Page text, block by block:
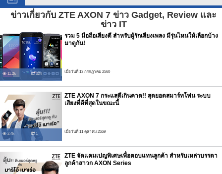
ข่าวเกี่ยวกับ ZTE AXON 7 ข่าว Gadget, Review และ
ข่าว IT
11.2k 324
รวม 5 มือถือเสียงดี สำหรับผู้รักเสียงเพลง มีรุ่นไหนให้เลือกบ้าง
มาดูกัน!
เมื่อวันที่ 13 กรกฏาคม 2560
2.4k 1
ZTE AXON 7 กระแสดีเกินคาด!! สุดยอดสมาร์ทโฟน ระบบ
เสียงที่ดีที่สุดในขณะนี้
เมื่อวันที่ 11 ตุลาคม 2559
ZTE จัดแคมเปญพิเศษเพื่อตอบแทนลูกค้า สำหรับเหล่าบรรดา
ลูกค้าสาวก AXON Series